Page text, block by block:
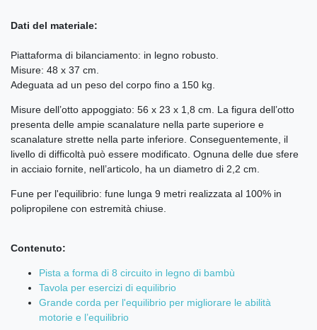
Dati del materiale:
Piattaforma di bilanciamento: in legno robusto.
Misure: 48 x 37 cm.
Adeguata ad un peso del corpo fino a 150 kg.
Misure dell’otto appoggiato: 56 x 23 x 1,8 cm. La figura dell’otto
presenta delle ampie scanalature nella parte superiore e
scanalature strette nella parte inferiore. Conseguentemente, il
livello di difficoltà può essere modificato. Ognuna delle due sfere
in acciaio fornite, nell’articolo, ha un diametro di 2,2 cm.
Fune per l'equilibrio: fune lunga 9 metri realizzata al 100% in
polipropilene con estremità chiuse.
Contenuto:
Pista a forma di 8 circuito in legno di bambù
Tavola per esercizi di equilibrio
Grande corda per l'equilibrio per migliorare le abilità
motorie e l’equilibrio